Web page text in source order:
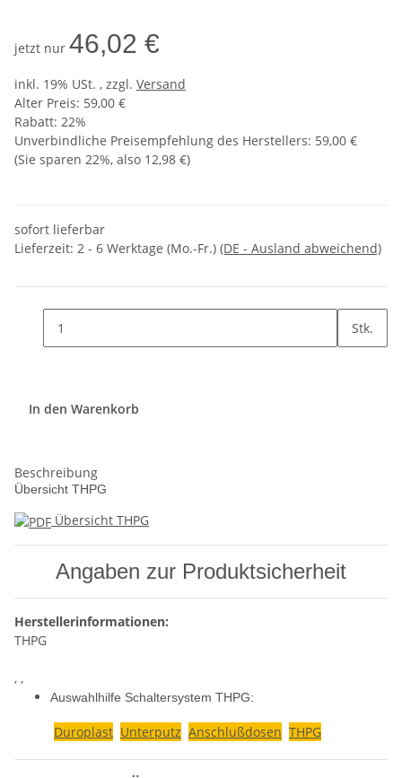
jetzt nur 46,02 €
inkl. 19% USt. , zzgl. Versand
Alter Preis: 59,00 €
Rabatt: 22%
Unverbindliche Preisempfehlung des Herstellers: 59,00 €
(Sie sparen 22%, also 12,98 €)
sofort lieferbar
Lieferzeit: 2 - 6 Werktage (Mo.-Fr.) (DE - Ausland abweichend)
Stk.
In den Warenkorb
Beschreibung
Übersicht THPG
Übersicht THPG
Angaben zur Produktsicherheit
Herstellerinformationen:
THPG
, ,
Auswahlhilfe Schaltersystem THPG:
Duroplast Unterputz Anschlußdosen THPG